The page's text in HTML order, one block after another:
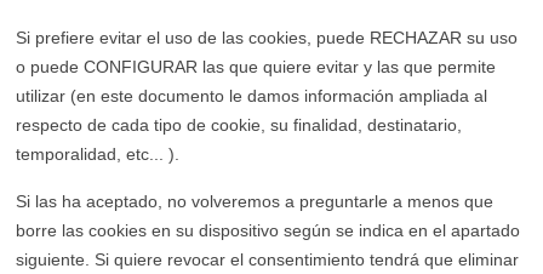
Si prefiere evitar el uso de las cookies, puede RECHAZAR su uso
o puede CONFIGURAR las que quiere evitar y las que permite
utilizar (en este documento le damos información ampliada al
respecto de cada tipo de cookie, su finalidad, destinatario,
temporalidad, etc... ).
Si las ha aceptado, no volveremos a preguntarle a menos que
borre las cookies en su dispositivo según se indica en el apartado
siguiente. Si quiere revocar el consentimiento tendrá que eliminar